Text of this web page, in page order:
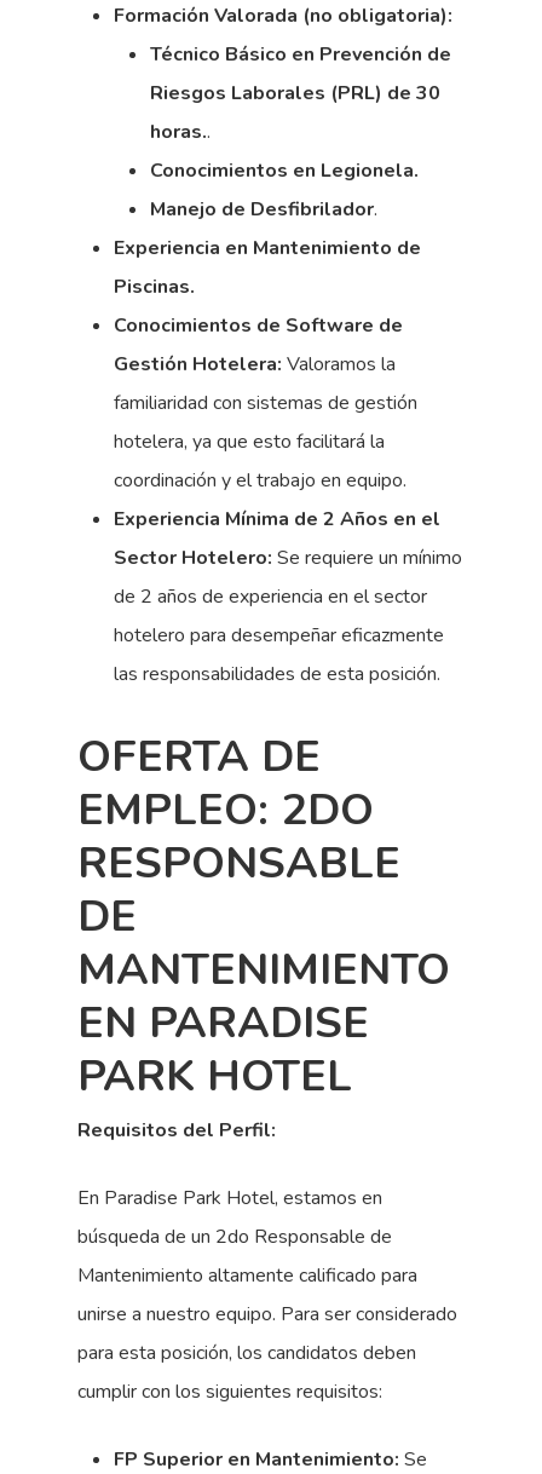
Formación Valorada (no obligatoria):
Técnico Básico en Prevención de
Riesgos Laborales (PRL) de 30
horas..
Conocimientos en Legionela.
Manejo de Desfibrilador.
Experiencia en Mantenimiento de
Piscinas.
Conocimientos de Software de
Gestión Hotelera: Valoramos la
familiaridad con sistemas de gestión
hotelera, ya que esto facilitará la
coordinación y el trabajo en equipo.
Experiencia Mínima de 2 Años en el
Sector Hotelero: Se requiere un mínimo
de 2 años de experiencia en el sector
hotelero para desempeñar eficazmente
las responsabilidades de esta posición.
OFERTA DE
EMPLEO: 2DO
RESPONSABLE
DE
MANTENIMIENTO
EN PARADISE
PARK HOTEL
Requisitos del Perfil:
En Paradise Park Hotel, estamos en
búsqueda de un 2do Responsable de
Mantenimiento altamente calificado para
unirse a nuestro equipo. Para ser considerado
para esta posición, los candidatos deben
cumplir con los siguientes requisitos:
FP Superior en Mantenimiento: Se